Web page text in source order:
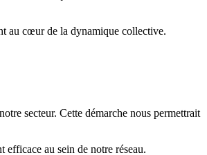
au cœur de la dynamique collective.
secteur. Cette démarche nous permettrait
efficace au sein de notre réseau.